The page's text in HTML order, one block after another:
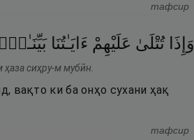
тафсир
وَإِذَا تُتْلَىٰ عَلَيْهِمْ ءَايَـٰتُنَا بَيِّنَـٰتٍۢ
сиҳру-м мубӣн.
вақто ки ба онҳо сухани ҳақ
тафсир